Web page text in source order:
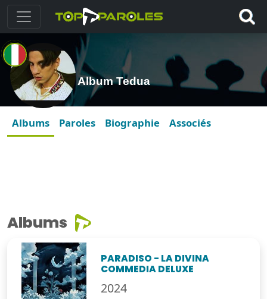
Album Tedua
Albums Paroles Biographie Associés
Albums
PARADISO - LA DIVINA
COMMEDIA DELUXE
2024